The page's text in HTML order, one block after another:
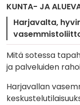
KUNTA- JA
Harjavalta
Mitä sotessa
ja palveluiden
Harjavallan